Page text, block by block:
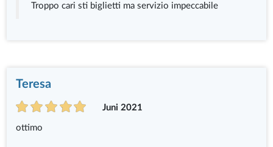
Troppo cari sti biglietti ma servizio impeccabile
Teresa
Juni 2021
ottimo